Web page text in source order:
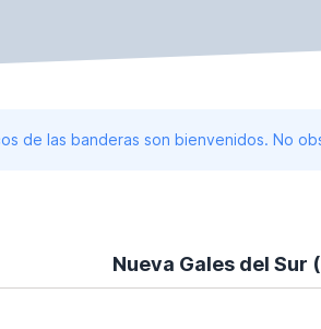
de las banderas son bienvenidos. No
Nueva Gales del